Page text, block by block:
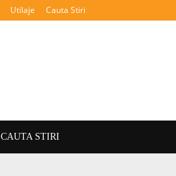
Utilaje Cauta Stiri
CAUTA STIRI